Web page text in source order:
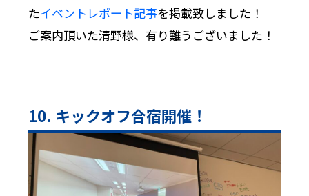
たイベントレポート記事を掲載致しました！
ご案内頂いた清野様、有り難うございました！
10. キックオフ合宿開催！